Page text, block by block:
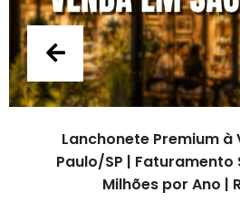
Premium à Venda em São
| Faturamento Superior a R$ 2
por Ano | R$ 441 Mil